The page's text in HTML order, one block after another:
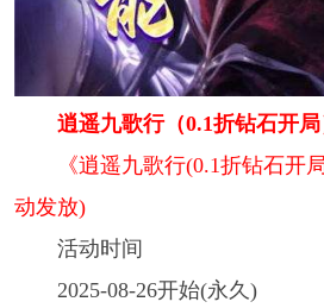
逍遥九歌行（0.1折钻石开
《逍遥九歌行(0.1折钻石开
动发放)
活动时间
2025-08-26开始(永久)